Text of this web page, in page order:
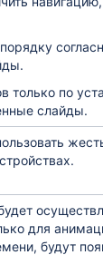
только по
слайды.
для
будут